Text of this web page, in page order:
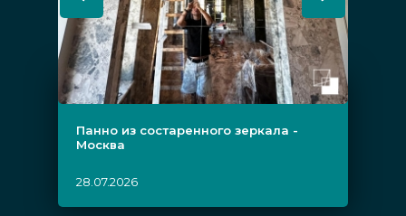
Панно из состаренного зеркала -
Москва
28.07.2026